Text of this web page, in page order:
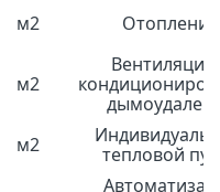
м2 Отопление
м2
Вентиляция
м2
тепловой